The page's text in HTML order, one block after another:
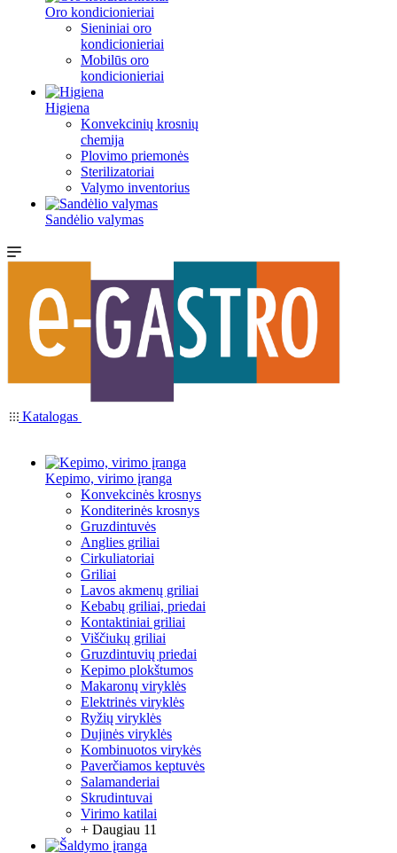
Oro kondicionieriai
Sieniniai oro
kondicionieriai
Mobilūs oro
kondicionieriai
Higiena
Konvekcinių krosnių
chemija
Plovimo priemonės
Sterilizatoriai
Valymo inventorius
Sandėlio valymas
Katalogas
Kepimo, virimo įranga
Konvekcinės krosnys
Konditerinės krosnys
Gruzdintuvės
Anglies griliai
Cirkuliatoriai
Griliai
Lavos akmenų griliai
Kebabų griliai, priedai
Kontaktiniai griliai
Viščiukų griliai
Gruzdintuvių priedai
Kepimo plokštumos
Makaronų viryklės
Elektrinės viryklės
Ryžių viryklės
Dujinės viryklės
Kombinuotos virykės
Paverčiamos keptuvės
Salamanderiai
Skrudintuvai
Virimo katilai
+ Daugiau 11